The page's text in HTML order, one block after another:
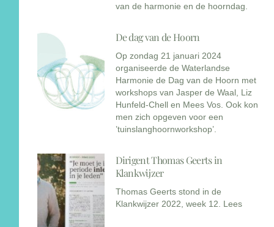
van de harmonie en de hoorndag.
De dag van de Hoorn
Op zondag 21 januari 2024
organiseerde de Waterlandse
Harmonie de Dag van de Hoorn met
workshops van Jasper de Waal, Liz
Hunfeld-Chell en Mees Vos. Ook kon
men zich opgeven voor een
’tuinslanghoornworkshop’.
Dirigent Thomas Geerts in
Klankwijzer
Thomas Geerts stond in de
Klankwijzer 2022, week 12. Lees